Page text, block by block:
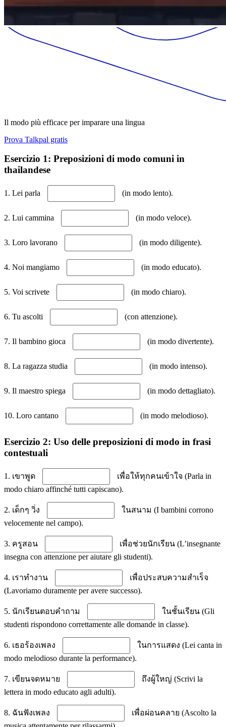
Il modo più efficace per imparare una lingua
Prova Talkpal gratis
Esercizio 1: Preposizioni di modo comuni in
thailandese
1. Lei parla (in modo lento).
2. Lui cammina (in modo veloce).
3. Loro lavorano (in modo diligente).
4. Noi mangiamo (in modo educato).
5. Voi scrivete (in modo chiaro).
6. Tu ascolti (con attenzione).
7. Il bambino gioca (in modo divertente).
8. La ragazza studia (in modo intenso).
9. Il maestro spiega (in modo dettagliato).
10. Loro cantano (in modo melodioso).
Esercizio 2: Uso delle preposizioni di modo in frasi
contestuali
1. เขาพูด
เพื่อให้ทุกคนเข้าใจ (Parla in
modo chiaro affinché tutti capiscano).
2. เด็กๆ วิ่ง
ในสนาม (I bambini corrono
velocemente nel campo).
3. ครูสอน
เพื่อช่วยนักเรียน (L’insegnante
insegna con attenzione per aiutare gli studenti).
4. เราทำงาน
เพื่อประสบความสำเร็จ
(Lavoriamo duramente per avere successo).
5. นักเรียนตอบคำถาม
ในชั้นเรียน (Gli
studenti rispondono correttamente alle domande in classe).
6. เธอร้องเพลง
ในการแสดง (Lei canta in
modo melodioso durante la performance).
7. เขียนจดหมาย
ถึงผู้ใหญ่ (Scrivi la
lettera in modo educato agli adulti).
8. ฉันฟังเพลง
เพื่อผ่อนคลาย (Ascolto la